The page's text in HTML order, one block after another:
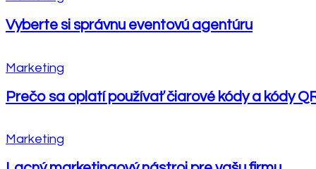
Vyberte si správnu eventovú agentúru
Marketing
Prečo sa oplatí používať čiarové kódy a kódy
Marketing